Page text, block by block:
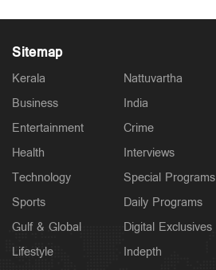
Sitemap
Kerala
Business
Entertainment
Health
Technology
Sports
Gulf & Global
Lifestyle
Nattuvartha
India
Crime
Interviews
Special Programs
Daily Programs
Digital Exclusives
Indepth